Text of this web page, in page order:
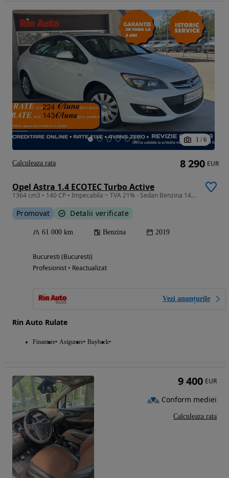
1 / 6
Opel Astra 1.4 ECOTEC Turbo Active
1364 cm3 • 140 CP • Impecabila ~ TVA 21% - Sedan Benzina 140 CP ~ Cutie manuala
Promovat Detalii verificate
61 000 km Benzina 2019
Bucuresti (Bucuresti)
Profesionist • Reactualizat
Vezi anunțurile
Rin Auto Rulate
Finantare Asigurare Buyback
8 290 EUR
Calculeaza rata
9 400 EUR
Conform mediei
Calculeaza rata